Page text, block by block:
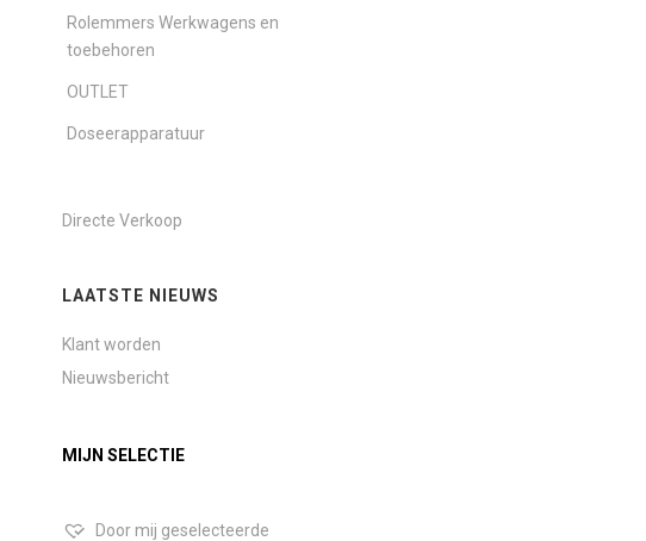
Rolemmers Werkwagens en
toebehoren
OUTLET
Doseerapparatuur
Directe Verkoop
LAATSTE NIEUWS
Klant worden
Nieuwsbericht
MIJN SELECTIE
Door mij geselecteerde